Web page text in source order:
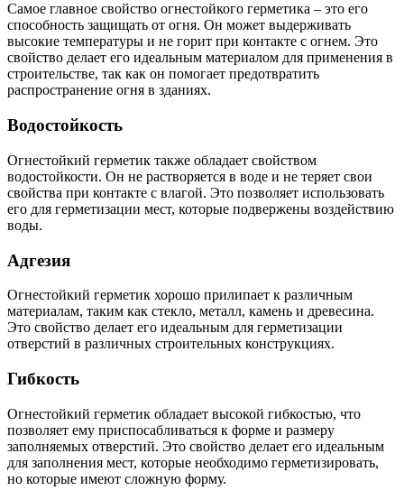
Самое главное свойство огнестойкого герметика – это его
способность защищать от огня. Он может выдерживать
высокие температуры и не горит при контакте с огнем. Это
свойство делает его идеальным материалом для применения в
строительстве, так как он помогает предотвратить
распространение огня в зданиях.
Водостойкость
Огнестойкий герметик также обладает свойством
водостойкости. Он не растворяется в воде и не теряет свои
свойства при контакте с влагой. Это позволяет использовать
его для герметизации мест, которые подвержены воздействию
воды.
Адгезия
Огнестойкий герметик хорошо прилипает к различным
материалам, таким как стекло, металл, камень и древесина.
Это свойство делает его идеальным для герметизации
отверстий в различных строительных конструкциях.
Гибкость
Огнестойкий герметик обладает высокой гибкостью, что
позволяет ему приспосабливаться к форме и размеру
заполняемых отверстий. Это свойство делает его идеальным
для заполнения мест, которые необходимо герметизировать,
но которые имеют сложную форму.